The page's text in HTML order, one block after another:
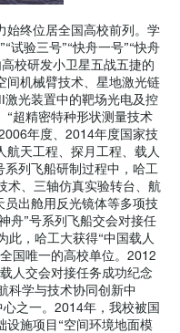
始终位居全国高校前列。学
试验三号”“快舟一号”“快舟
校研发小卫星五战五捷的
间机械臂技术、星地激光链
激光装置中的靶场光电及控
“超精密特种形状测量技术
年度、2014年度国家技
航天工程、探月工程、载人
系列飞船研制过程中，哈工
术、三轴仿真实验转台、航
员出舱用反光镜体等多项技
舟”号系列飞船交会对接任
此，哈工大获得“中国载人
国唯一的高校单位。2012
人交会对接任务成功纪念
科学与技术协同创新中
之一。2014年，我校被国
设施项目“空间环境地面模